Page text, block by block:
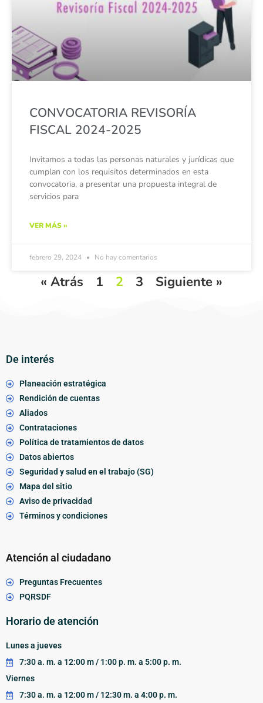
CONVOCATORIA REVISORÍA
FISCAL 2024-2025
Invitamos a todas las personas naturales y jurídicas que
cumplan con los requisitos determinados en esta
convocatoria, a presentar una propuesta integral de
servicios para
VER MÁS »
febrero 29, 2024 No hay comentarios
« Atrás 1 2 3 Siguiente »
De interés
Planeación estratégica
Rendición de cuentas
Aliados
Contrataciones
Política de tratamientos de datos
Datos abiertos
Seguridad y salud en el trabajo (SG)
Mapa del sitio
Aviso de privacidad
Términos y condiciones
Atención al ciudadano
Preguntas Frecuentes
PQRSDF
Horario de atención
Lunes a jueves
7:30 a. m. a 12:00 m / 1:00 p. m. a 5:00 p. m.
Viernes
7:30 a. m. a 12:00 m / 12:30 m. a 4:00 p. m.